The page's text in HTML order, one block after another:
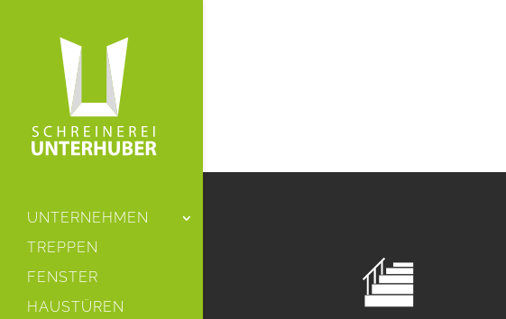
UNTERNEHMEN
TREPPEN
FENSTER
HAUSTÜREN